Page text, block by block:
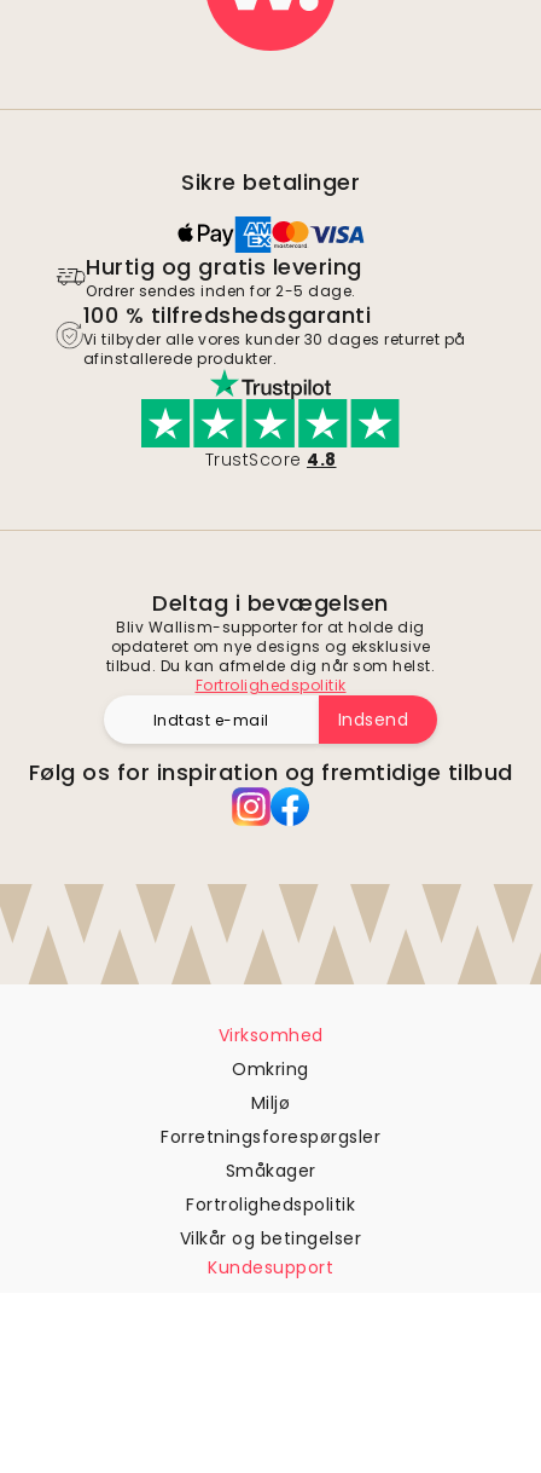
Sikre betalinger
Hurtig og gratis levering
Ordrer sendes inden for 2-5 dage.
100 % tilfredshedsgaranti
Vi tilbyder alle vores kunder 30 dages returret på
afinstallerede produkter.
TrustScore 4.8
Deltag i bevægelsen
Bliv Wallism-supporter for at holde dig
opdateret om nye designs og eksklusive
tilbud. Du kan afmelde dig når som helst.
Fortrolighedspolitik
Indsend
Følg os for inspiration og fremtidige tilbud
Virksomhed
Omkring
Miljø
Forretningsforespørgsler
Småkager
Fortrolighedspolitik
Vilkår og betingelser
Kundesupport